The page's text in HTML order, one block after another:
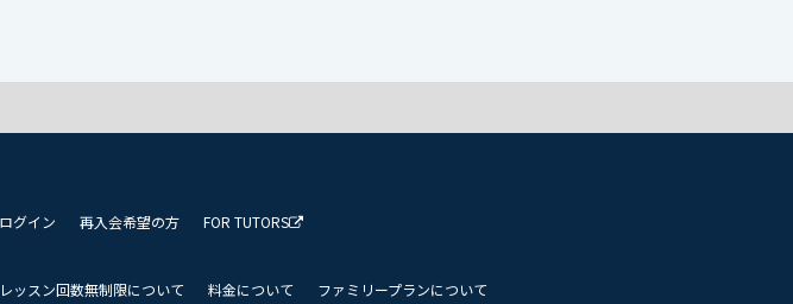
ログイン 再入会希望の方 FOR TUTORS
レッスン回数無制限について 料金について
ファミリープランについて